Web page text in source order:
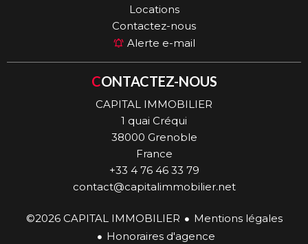
Locations
Contactez-nous
Alerte e-mail
CONTACTEZ-NOUS
CAPITAL IMMOBILIER
1 quai Créqui
38000 Grenoble
France
+33 4 76 46 33 79
contact@capitalimmobilier.net
©2026 CAPITAL IMMOBILIER
Mentions légales
Honoraires d'agence